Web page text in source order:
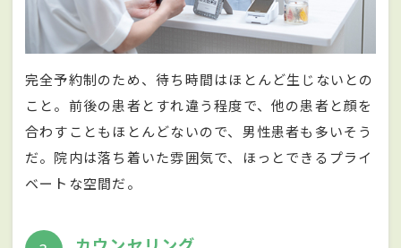
完全予約制のため、待ち時間はほとんど生じないとの
こと。前後の患者とすれ違う程度で、他の患者と顔を
合わすこともほとんどないので、男性患者も多いそう
だ。院内は落ち着いた雰囲気で、ほっとできるプライ
ベートな空間だ。